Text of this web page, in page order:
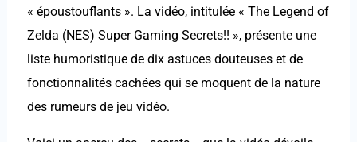
« époustouflants ». La vidéo, intitulée « The Legend of
Zelda (NES) Super Gaming Secrets!! », présente une
liste humoristique de dix astuces douteuses et de
fonctionnalités cachées qui se moquent de la nature
des rumeurs de jeu vidéo.